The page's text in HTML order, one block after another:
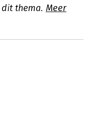
thema. Meer